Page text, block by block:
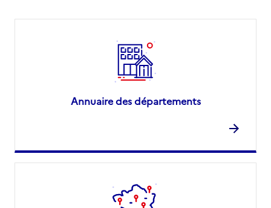
Annuaire des départements